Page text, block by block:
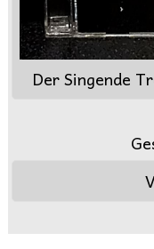
Der Singende